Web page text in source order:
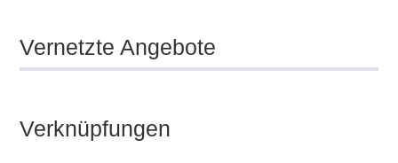
Vernetzte Angebote
Verknüpfungen